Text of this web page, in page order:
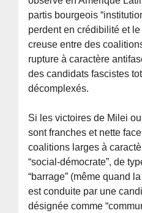
partis bourgeois
perdent en crédibilité et
creuse entre des
rupture à caractère
des candidats fascistes
décomplexés.
Si les victoires de Milei
sont franches et nette
coalitions larges à
“social-démocrate”, de
“barrage” (même quand
est conduite par une
désignée comme